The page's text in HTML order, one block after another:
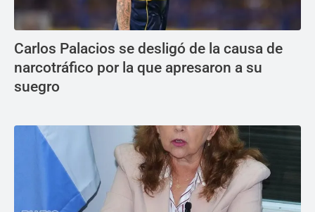
Carlos Palacios se desligó de la causa de
narcotráfico por la que apresaron a su
suegro